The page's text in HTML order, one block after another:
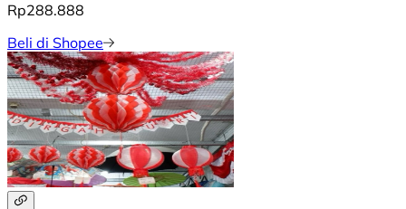
Rp288.888
Beli di Shopee